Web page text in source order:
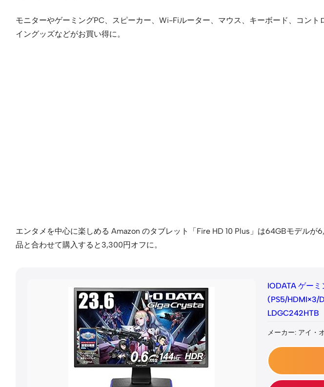
モニターやゲーミングPC、スピーカー、Wi-Fiルーター、マウス、キーボード、コン
イングッズなどがお買い得に。
エンタメを中心に楽しめる Amazon のタブレット「Fire HD 10 Plus」は64GBモデル
品と合わせて購入すると3,300円オフに。
IODATA ゲー
(PS5/HDMI×3/
LDGC242HTB
メーカー: アイ・